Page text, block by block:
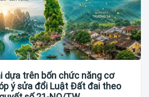
dựa trên bốn chức năng cơ
ý sửa đổi Luật Đất đai theo